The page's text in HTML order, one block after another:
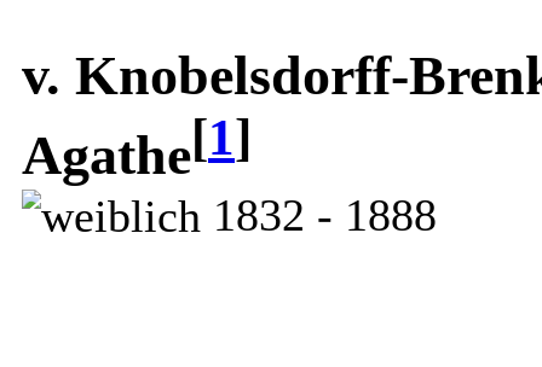
v. Knobelsdorff-
Agathe[1]
1832 - 1888